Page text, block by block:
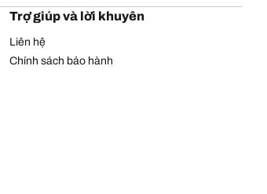
Trợ giúp và lời khuyên
Liên hệ
Chính sách bảo hành